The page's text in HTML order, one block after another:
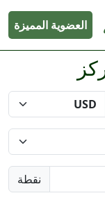
العضوية المميزة
نقطة